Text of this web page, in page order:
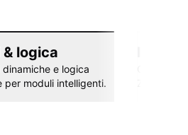
logica
dinamiche e logica
per moduli intelligenti.